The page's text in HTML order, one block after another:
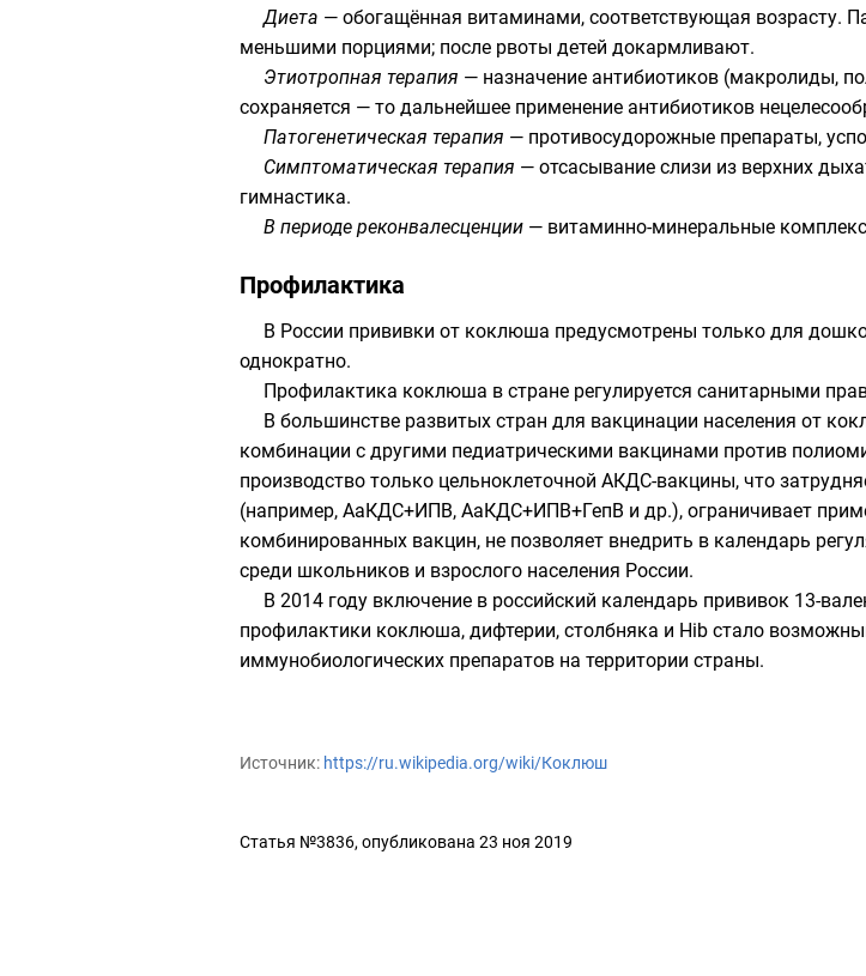
Диета — обогащённая витаминами, соответствующая возрасту.
меньшими порциями; после рвоты детей докармливают.
Этиотропная терапия — назначение антибиотиков (макролиды,
сохраняется — то дальнейшее применение антибиотиков
Патогенетическая терапия — противосудорожные препараты,
Симптоматическая терапия — отсасывание слизи из верхних
гимнастика.
В периоде реконвалесценции — витаминно-минеральные
Профилактика
В России прививки от коклюша предусмотрены только для
однократно.
Профилактика коклюша в стране регулируется санитарными
В большинстве развитых стран для вакцинации населения от
комбинации с другими педиатрическими вакцинами против
производство только цельноклеточной АКДС-вакцины, что
(например, АаКДС+ИПВ, АаКДС+ИПВ+ГепВ и др.), ограничивает
комбинированных вакцин, не позволяет внедрить в календарь
среди школьников и взрослого населения России.
В 2014 году включение в российский календарь прививок 13-
профилактики коклюша, дифтерии, столбняка и Hib стало
иммунобиологических препаратов на территории страны.
Источник: https://ru.wikipedia.org/wiki/Коклюш
Статья №3836, опубликована 23 ноя 2019